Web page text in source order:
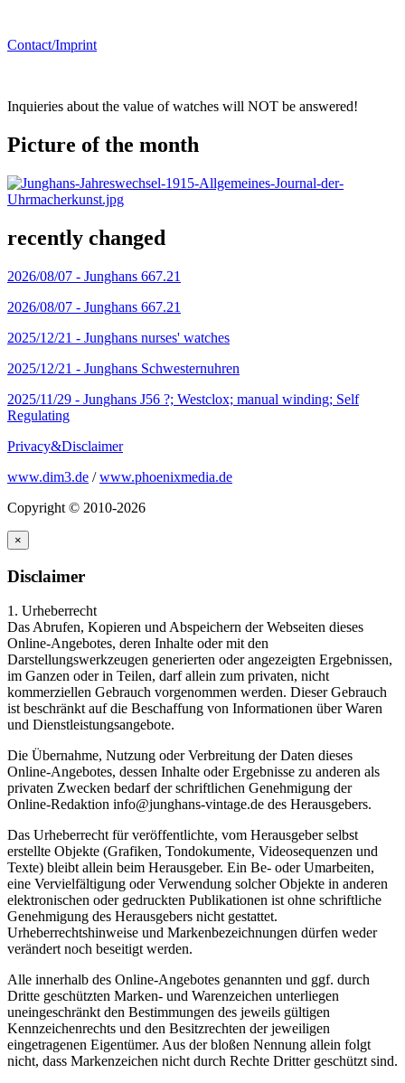
Contact/Imprint
Inquieries about the value of watches will NOT be answered!
Picture of the month
recently changed
2026/08/07 - Junghans 667.21
2026/08/07 - Junghans 667.21
2025/12/21 - Junghans nurses' watches
2025/12/21 - Junghans Schwesternuhren
2025/11/29 - Junghans J56 ?; Westclox; manual winding; Self
Regulating
Privacy&Disclaimer
www.dim3.de /www.phoenixmedia.de
Copyright © 2010-2026
×
Disclaimer
1. Urheberrecht
Das Abrufen, Kopieren und Abspeichern der Webseiten dieses
Online-Angebotes, deren Inhalte oder mit den
Darstellungswerkzeugen generierten oder angezeigten Ergebnissen,
im Ganzen oder in Teilen, darf allein zum privaten, nicht
kommerziellen Gebrauch vorgenommen werden. Dieser Gebrauch
ist beschränkt auf die Beschaffung von Informationen über Waren
und Dienstleistungsangebote.
Die Übernahme, Nutzung oder Verbreitung der Daten dieses
Online-Angebotes, dessen Inhalte oder Ergebnisse zu anderen als
privaten Zwecken bedarf der schriftlichen Genehmigung der
Online-Redaktion info@junghans-vintage.de des Herausgebers.
Das Urheberrecht für veröffentlichte, vom Herausgeber selbst
erstellte Objekte (Grafiken, Tondokumente, Videosequenzen und
Texte) bleibt allein beim Herausgeber. Ein Be- oder Umarbeiten,
eine Vervielfältigung oder Verwendung solcher Objekte in anderen
elektronischen oder gedruckten Publikationen ist ohne schriftliche
Genehmigung des Herausgebers nicht gestattet.
Urheberrechtshinweise und Markenbezeichnungen dürfen weder
verändert noch beseitigt werden.
Alle innerhalb des Online-Angebotes genannten und ggf. durch
Dritte geschützten Marken- und Warenzeichen unterliegen
uneingeschränkt den Bestimmungen des jeweils gültigen
Kennzeichenrechts und den Besitzrechten der jeweiligen
eingetragenen Eigentümer. Aus der bloßen Nennung allein folgt
nicht, dass Markenzeichen nicht durch Rechte Dritter geschützt sind.